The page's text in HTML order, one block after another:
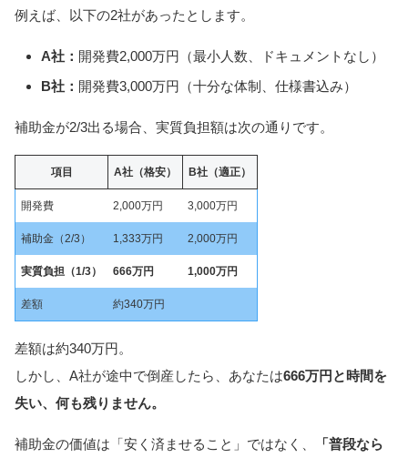
例えば、以下の2社があったとします。
A社： 開発費2,000万円（最小人数、ドキュメントなし）
B社： 開発費3,000万円（十分な体制、仕様書込み）
補助金が2/3出る場合、実質負担額は次の通りです。
項目 A社（格安） B社（適正）
開発費 2,000万円 3,000万円
補助金（2/3） 1,333万円 2,000万円
実質負担（1/3） 666万円 1,000万円
差額 約340万円
差額は約340万円。
しかし、A社が途中で倒産したら、あなたは666万円と時間を
失い、何も残りません。
補助金の価値は「安く済ませること」ではなく、
「普段なら